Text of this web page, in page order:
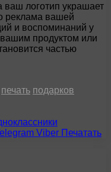
ваш логотип украшает
реклама вашей
и воспоминаний у
вашим продуктом или
частью
печать подарков
Viber Печатать